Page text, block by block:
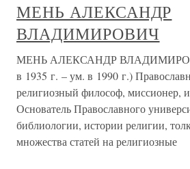
МЕНЬ АЛЕКСАНДР
ВЛАДИМИРОВИЧ
МЕНЬ АЛЕКСАНДР
в 1935 г. – ум. в 1990 г.)
религиозный философ, миссионер,
Основатель Православного
библиологии, истории религии,
множества статей на религиозные